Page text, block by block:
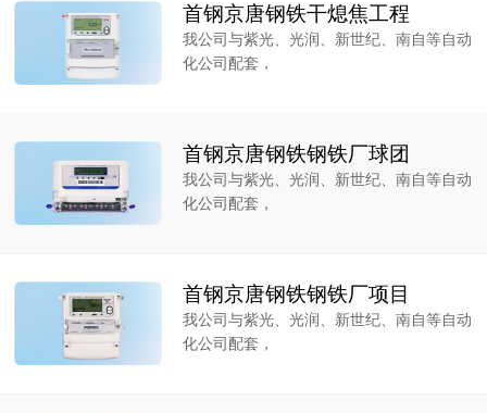
首钢京唐钢铁干熄焦工程
我公司与紫光、光润、新世纪、南自等自动
化公司配套，
首钢京唐钢铁钢铁厂球团
我公司与紫光、光润、新世纪、南自等自动
化公司配套，
首钢京唐钢铁钢铁厂项目
我公司与紫光、光润、新世纪、南自等自动
化公司配套，